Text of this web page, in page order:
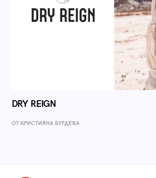
DRY REIGN
ОТ КРИСТИЯНА БУРДЕВА